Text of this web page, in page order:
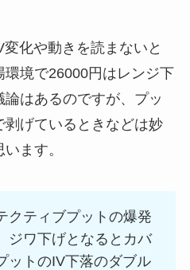
化や動きを読まないと
境で26000円はレンジ下
はあるのですが、プッ
剥げているときなどは妙
ます。
クティブプットの爆発
ジワ下げとなるとカバ
ットのIV下落のダブル